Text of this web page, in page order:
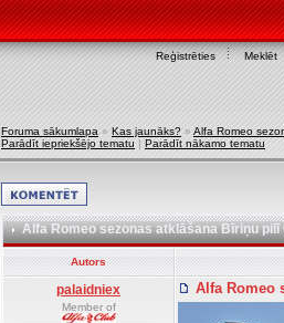
Reģistrēties Meklēt
Foruma sākumlapa » Kas jaunāks? » Alfa Romeo
Parādīt iepriekšējo tematu | Parādīt nākamo tematu
Alfa Romeo sezonas atklāšana Bīriņu pilī
Autors
palaidniex
Member of
Alfa Romeo